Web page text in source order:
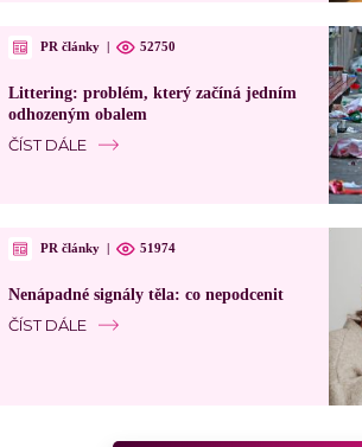
PR články | 52750
Littering: problém, který začíná jedním
odhozeným obalem
ČÍST DÁLE
PR články | 51974
Nenápadné signály těla: co nepodcenit
ČÍST DÁLE